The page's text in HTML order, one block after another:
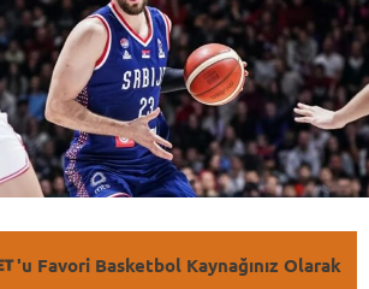
'u Favori Basketbol Kaynağınız Olarak